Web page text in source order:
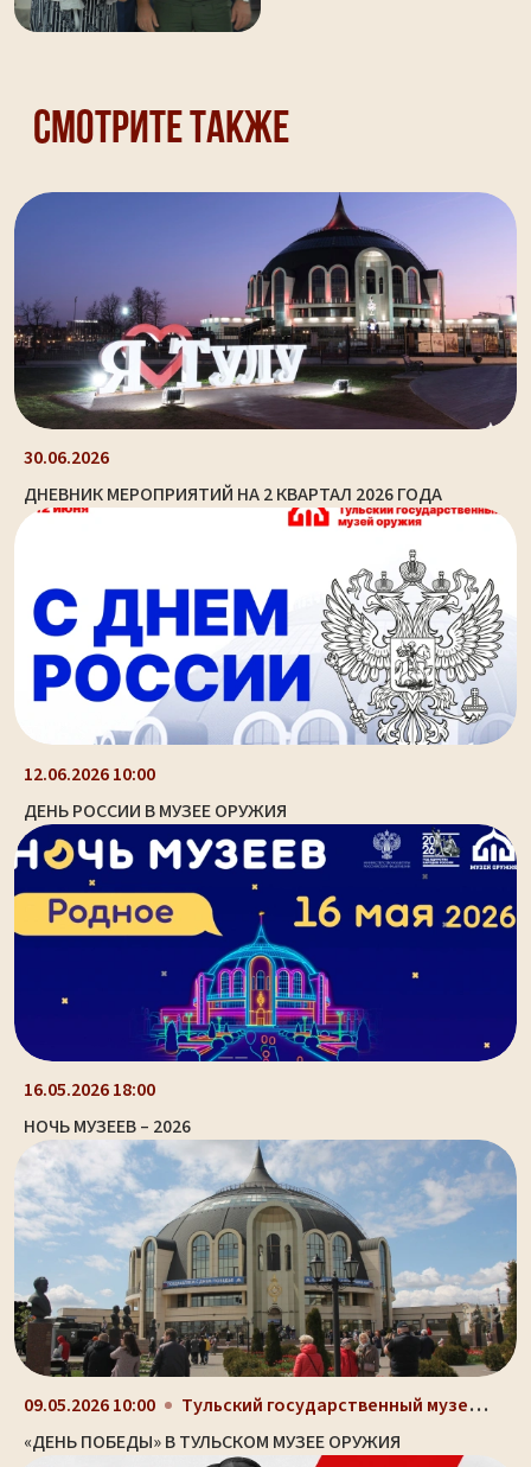
Смотрите также
30.06.2026
ДНЕВНИК МЕРОПРИЯТИЙ НА 2 КВАРТАЛ 2026 ГОДА
12.06.2026 10:00
ДЕНЬ РОССИИ В МУЗЕЕ ОРУЖИЯ
16.05.2026 18:00
НОЧЬ МУЗЕЕВ – 2026
09.05.2026 10:00 Тульский государственный музей оружия, здание-шлем...
«ДЕНЬ ПОБЕДЫ» В ТУЛЬСКОМ МУЗЕЕ ОРУЖИЯ